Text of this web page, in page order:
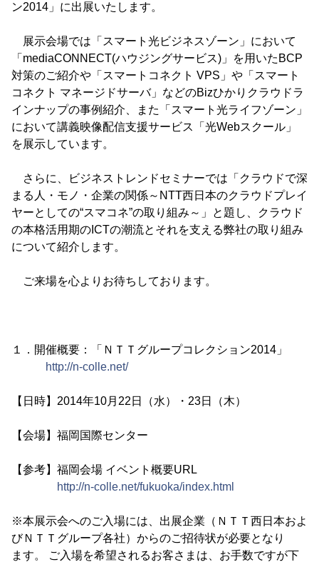
ン2014」に出展いたします。
展示会場では「スマート光ビジネスゾーン」において
「mediaCONNECT(ハウジングサービス)」を用いたBCP
対策のご紹介や「スマートコネクト VPS」や「スマート
コネクト マネージドサーバ」などのBizひかりクラウドラ
インナップの事例紹介、また「スマート光ライフゾーン」
において講義映像配信支援サービス「光Webスクール」
を展示しています。
さらに、ビジネストレンドセミナーでは「クラウドで深
まる人・モノ・企業の関係～NTT西日本のクラウドプレイ
ヤーとしての“スマコネ”の取り組み～」と題し、クラウド
の本格活用期のICTの潮流とそれを支える弊社の取り組み
について紹介します。
ご来場を心よりお待ちしております。
１．開催概要：「ＮＴＴグループコレクション2014」
http://n-colle.net/
【日時】2014年10月22日（水）・23日（木）
【会場】福岡国際センター
【参考】福岡会場 イベント概要URL
http://n-colle.net/fukuoka/index.html
※本展示会へのご入場には、出展企業（ＮＴＴ西日本およ
びＮＴＴグループ各社）からのご招待状が必要となり
ます。 ご入場を希望されるお客さまは、お手数ですが下